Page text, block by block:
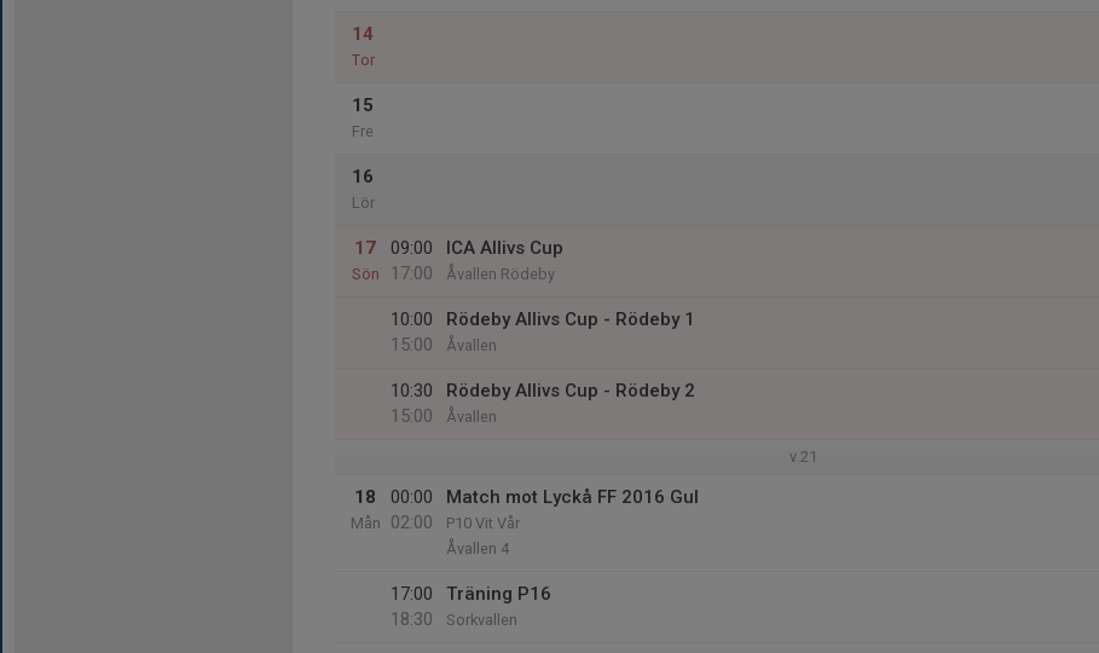
14
Tor
15
Fre
16
Lör
17
Sön
09:00
17:00
ICA Allivs Cup
Åvallen Rödeby
10:00
15:00
Rödeby Allivs Cup - Rödeby 1
Åvallen
10:30
15:00
Rödeby Allivs Cup - Rödeby 2
Åvallen
v.21
18
Mån
00:00
02:00
Match mot Lyckå FF 2016 Gul
P10 Vit Vår
Åvallen 4
17:00
18:30
Träning P16
Sorkvallen